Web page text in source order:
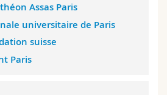
Assas Paris
universitaire de Paris
suisse
Paris